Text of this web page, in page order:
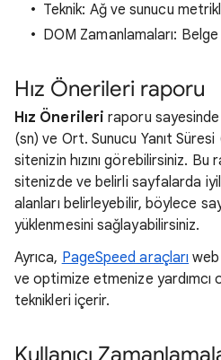
Teknik: Ağ ve sunucu
DOM Zamanlamaları:
Hız Önerileri raporu
Hız Önerileri raporu
(sn) ve Ort. Sunucu Yanıt
sitenizin hızını görebilirsiniz.
sitenizde ve belirli sayfalarda
alanları belirleyebilir, böylece
yüklenmesini sağlayabilirsiniz.
Ayrıca, PageSpeed araçları
ve optimize etmenize yardımcı
teknikleri içerir.
Kullanıcı